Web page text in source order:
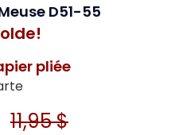
D51-55
pliée
11,95 $